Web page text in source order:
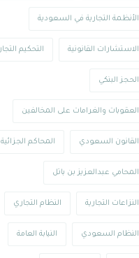
الأنظمة التجارية في السعودية
الاستشارات القانونية التحكيم
الحجز البنكي
العقوبات والغرامات على المخالفين
القانون السعودي المحاكم الجزائية
المحامي عبدالعزيز بن باتل
النزاعات التجارية النظام التجاري
النظام السعودي النيابة العامة